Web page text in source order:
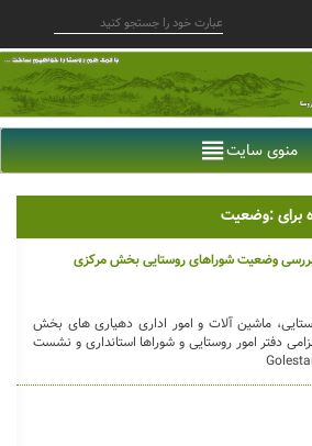
منوی سایت
برای :وضعیت
وضعیت شوراهای روستایی بخش مرکزی
ماشین آلات و امور اداری دهیاری های بخش
دفتر امور روستایی و شوراها استانداری و نشست